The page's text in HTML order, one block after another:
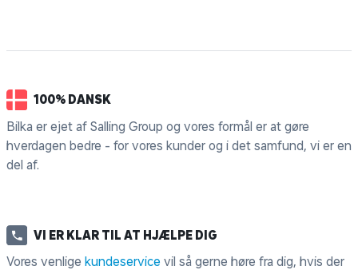
100% DANSK
Bilka er ejet af Salling Group og vores formål er at gøre
hverdagen bedre - for vores kunder og i det samfund, vi er en
del af.
VI ER KLAR TIL AT HJÆLPE DIG
Vores venlige kundeservice vil så gerne høre fra dig, hvis der